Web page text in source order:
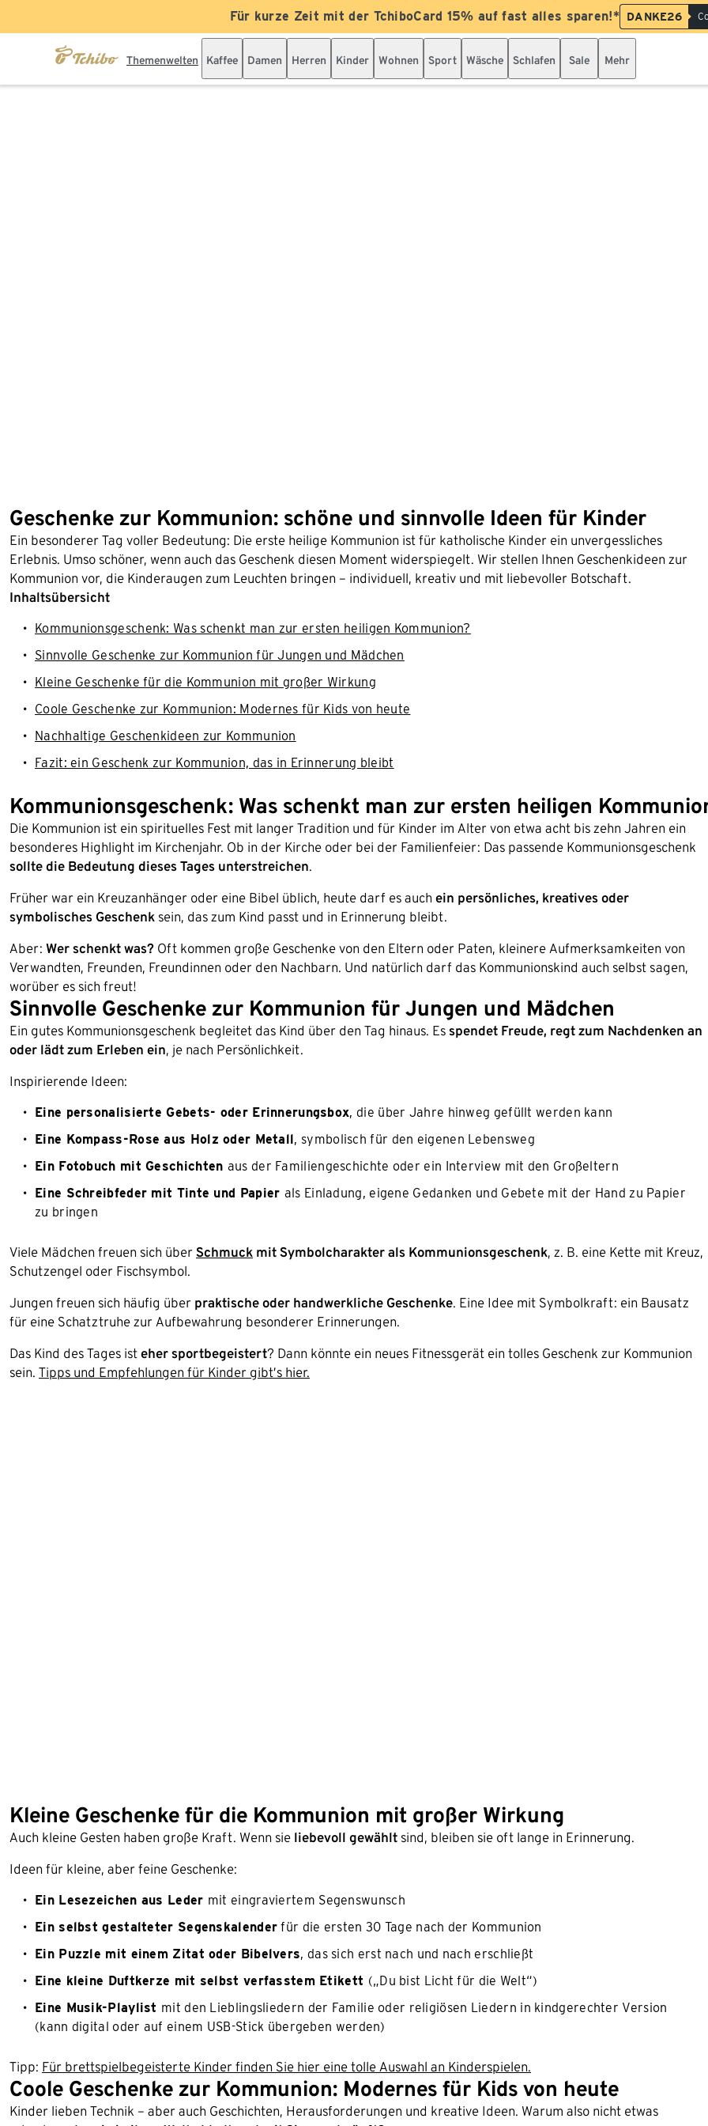
Für kurze Zeit mit der TchiboCard 15% auf fast alles sparen!* DANKE26
Themenwelten Kaffee Damen Herren Kinder Wohnen Sport Wäsche Schlafen Sale Mehr
Geschenke zur Kommunion: schöne und sinnvolle Ideen für Kinder
Ein besonderer Tag voller Bedeutung: Die erste heilige Kommunion ist für katholische Kinder ein unvergessliches
Erlebnis. Umso schöner, wenn auch das Geschenk diesen Moment widerspiegelt. Wir stellen Ihnen Geschenkideen zur
Kommunion vor, die Kinderaugen zum Leuchten bringen – individuell, kreativ und mit liebevoller Botschaft.
Inhaltsübersicht
Kommunionsgeschenk: Was schenkt man zur ersten heiligen Kommunion?
Sinnvolle Geschenke zur Kommunion für Jungen und Mädchen
Kleine Geschenke für die Kommunion mit großer Wirkung
Coole Geschenke zur Kommunion: Modernes für Kids von heute
Nachhaltige Geschenkideen zur Kommunion
Fazit: ein Geschenk zur Kommunion, das in Erinnerung bleibt
Kommunionsgeschenk: Was schenkt man zur ersten heiligen
Die Kommunion ist ein spirituelles Fest mit langer Tradition und für Kinder im Alter von etwa acht bis zehn Jahren ein
besonderes Highlight im Kirchenjahr. Ob in der Kirche oder bei der Familienfeier: Das passende Kommunionsgeschenk
sollte die Bedeutung dieses Tages unterstreichen.
Früher war ein Kreuzanhänger oder eine Bibel üblich, heute darf es auch ein persönliches, kreatives oder
symbolisches Geschenk sein, das zum Kind passt und in Erinnerung bleibt.
Aber: Wer schenkt was? Oft kommen große Geschenke von den Eltern oder Paten, kleinere Aufmerksamkeiten von
Verwandten, Freunden, Freundinnen oder den Nachbarn. Und natürlich darf das Kommunionskind auch selbst sagen,
worüber es sich freut!
Sinnvolle Geschenke zur Kommunion für Jungen und Mädchen
Ein gutes Kommunionsgeschenk begleitet das Kind über den Tag hinaus. Es spendet Freude, regt zum Nachdenken an
oder lädt zum Erleben ein, je nach Persönlichkeit.
Inspirierende Ideen:
Eine personalisierte Gebets- oder Erinnerungsbox, die über Jahre hinweg gefüllt werden kann
Eine Kompass-Rose aus Holz oder Metall, symbolisch für den eigenen Lebensweg
Ein Fotobuch mit Geschichten aus der Familiengeschichte oder ein Interview mit den Großeltern
Eine Schreibfeder mit Tinte und Papier als Einladung, eigene Gedanken und Gebete mit der Hand zu Papier
zu bringen
Viele Mädchen freuen sich über Schmuck mit Symbolcharakter als Kommunionsgeschenk, z. B. eine Kette mit Kreuz,
Schutzengel oder Fischsymbol.
Jungen freuen sich häufig über praktische oder handwerkliche Geschenke. Eine Idee mit Symbolkraft: ein Bausatz
für eine Schatztruhe zur Aufbewahrung besonderer Erinnerungen.
Das Kind des Tages ist eher sportbegeistert? Dann könnte ein neues Fitnessgerät ein tolles Geschenk zur Kommunion
sein. Tipps und Empfehlungen für Kinder gibt’s hier.
Kleine Geschenke für die Kommunion mit großer Wirkung
Auch kleine Gesten haben große Kraft. Wenn sie liebevoll gewählt sind, bleiben sie oft lange in Erinnerung.
Ideen für kleine, aber feine Geschenke:
Ein Lesezeichen aus Leder mit eingraviertem Segenswunsch
Ein selbst gestalteter Segenskalender für die ersten 30 Tage nach der Kommunion
Ein Puzzle mit einem Zitat oder Bibelvers, das sich erst nach und nach erschließt
Eine kleine Duftkerze mit selbst verfasstem Etikett („Du bist Licht für die Welt“)
Eine Musik-Playlist mit den Lieblingsliedern der Familie oder religiösen Liedern in kindgerechter Version
(kann digital oder auf einem USB-Stick übergeben werden)
Tipp: Für brettspielbegeisterte Kinder finden Sie hier eine tolle Auswahl an Kinderspielen.
Coole Geschenke zur Kommunion: Modernes für Kids von heute
Kinder lieben Technik – aber auch Geschichten, Herausforderungen und kreative Ideen. Warum also nicht etwas